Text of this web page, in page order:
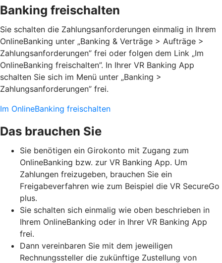
Banking freischalten
Sie schalten die Zahlungsanforderungen einmalig in Ihrem
OnlineBanking unter „Banking & Verträge > Aufträge >
Zahlungsanforderungen”­ frei oder folgen dem Link „Im
OnlineBanking freischalten”. In Ihrer VR Banking App
schalten Sie sich im Menü unter „Banking >
Zahlungsanforderungen” frei.
Im OnlineBanking freischalten
Das brauchen Sie
Sie benötigen ein Girokonto mit Zugang zum
OnlineBanking bzw. zur VR Banking App. Um
Zahlungen freizugeben, brauchen Sie ein
Freigabeverfahren wie zum Beispiel die VR SecureGo
plus.
Sie schalten sich einmalig wie oben beschrieben in
Ihrem OnlineBanking oder in Ihrer VR Banking App
frei.
Dann vereinbaren Sie mit dem jeweiligen
Rechnungssteller die zukünftige Zustellung von